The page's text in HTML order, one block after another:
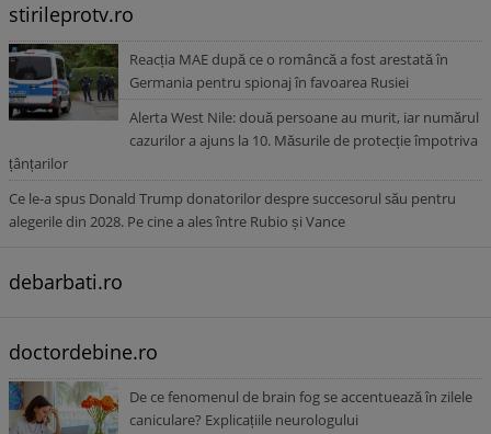
stirileprotv.ro
Reacția MAE după ce o româncă a fost arestată în
Germania pentru spionaj în favoarea Rusiei
Alerta West Nile: două persoane au murit, iar numărul
cazurilor a ajuns la 10. Măsurile de protecție împotriva
țânțarilor
Ce le-a spus Donald Trump donatorilor despre succesorul său pentru
alegerile din 2028. Pe cine a ales între Rubio și Vance
debarbati.ro
doctordebine.ro
De ce fenomenul de brain fog se accentuează în zilele
caniculare? Explicațiile neurologului